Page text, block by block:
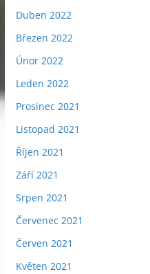
Duben 2022
Březen 2022
Únor 2022
Leden 2022
Prosinec 2021
Listopad 2021
Říjen 2021
Září 2021
Srpen 2021
Červenec 2021
Červen 2021
Květen 2021